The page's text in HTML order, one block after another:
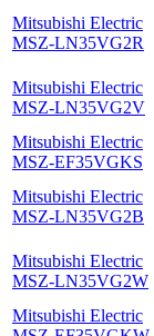
Mitsubishi Electric
MSZ-LN35VG2R
Mitsubishi Electric
MSZ-LN35VG2V
Mitsubishi Electric
MSZ-EF35VGKS
Mitsubishi Electric
MSZ-LN35VG2B
Mitsubishi Electric
MSZ-LN35VG2W
Mitsubishi Electric